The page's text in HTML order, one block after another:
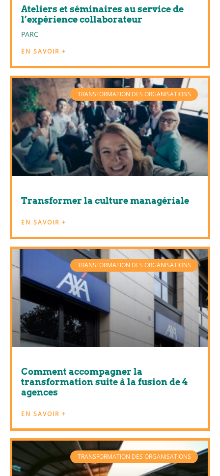
Ateliers et séminaires au service de
l’expérience collaborateur
PARC
EN SAVOIR +
TRANSFORMATION DES ORGANISATIONS
Transformer la culture managériale
EN SAVOIR +
TRANSFORMATION DES ORGANISATIONS
Comment accompagner la
transformation suite à la fusion de 4
agences
EN SAVOIR +
TRANSFORMATION DES ORGANISATIONS